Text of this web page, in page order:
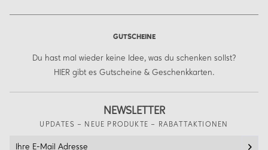
GUTSCHEINE
Du hast mal wieder keine Idee, was du schenken sollst?
HIER gibt es Gutscheine & Geschenkkarten.
NEWSLETTER
UPDATES – NEUE PRODUKTE – RABATTAKTIONEN